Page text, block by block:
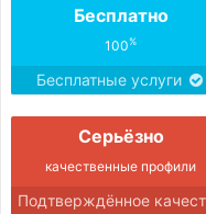
Бесплатно
100%
Бесплатные услуги
Серьёзно
качественные профили
Подтверждённое